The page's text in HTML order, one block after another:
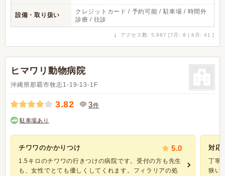
設備・取り扱い
クレジットカード / 予約可能 / 駐車場 / 時間外
診療 / 往診
↓ アクセス数: 5,987 [7月: 8 | 6月: 41 ]
ヒマワリ動物病院
沖縄県那覇市牧志1-19-13-1F
3.82 3件
駐車場あり
チワワのかかりつけ 5.0
1.5キロのチワワの行きつけの病院です。受付の方も先生
も、女性でとても優しくしてくれます。フィラリアの処
対応
丁寧
狭い